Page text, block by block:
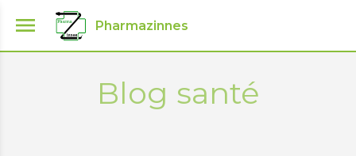
menu Pharmazinnes
Blog santé